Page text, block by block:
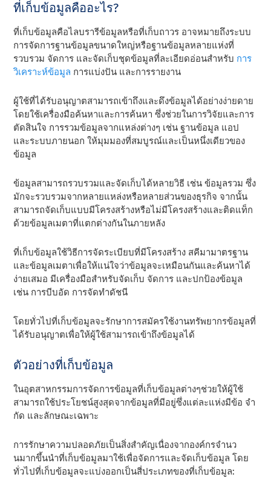
ที่เก็บข้อมูลคืออะไร?
ที่เก็บข้อมูลคือไลบรารีข้อมูลหรือที่เก็บถาวร อาจหมายถึงระบบ
การจัดการฐานข้อมูลขนาดใหญ่หรือฐานข้อมูลหลายแห่งที่
รวบรวม จัดการ และจัดเก็บชุดข้อมูลที่ละเอียดอ่อนสําหรับ การ
วิเคราะห์ข้อมูล การแบ่งปัน และการรายงาน
ผู้ใช้ที่ได้รับอนุญาตสามารถเข้าถึงและดึงข้อมูลได้อย่างง่ายดาย
โดยใช้เครื่องมือค้นหาและการค้นหา ซึ่งช่วยในการวิจัยและการ
ตัดสินใจ การรวมข้อมูลจากแหล่งต่างๆ เช่น ฐานข้อมูล แอป
และระบบภายนอก ให้มุมมองที่สมบูรณ์และเป็นหนึ่งเดียวของ
ข้อมูล
ข้อมูลสามารถรวบรวมและจัดเก็บได้หลายวิธี เช่น ข้อมูลรวม ซึ่ง
มักจะรวบรวมจากหลายแหล่งหรือหลายส่วนของธุรกิจ จากนั้น
สามารถจัดเก็บแบบมีโครงสร้างหรือไม่มีโครงสร้างและติดแท็ก
ด้วยข้อมูลเมตาที่แตกต่างกันในภายหลัง
ที่เก็บข้อมูลใช้วิธีการจัดระเบียบที่มีโครงสร้าง สคีมามาตรฐาน
และข้อมูลเมตาเพื่อให้แน่ใจว่าข้อมูลจะเหมือนกันและค้นหาได้
ง่ายเสมอ มีเครื่องมือสําหรับจัดเก็บ จัดการ และปกป้องข้อมูล
เช่น การบีบอัด การจัดทําดัชนี
โดยทั่วไปที่เก็บข้อมูลจะรักษาการสมัครใช้งานทรัพยากรข้อมูลที่
ได้รับอนุญาตเพื่อให้ผู้ใช้สามารถเข้าถึงข้อมูลได้
ตัวอย่างที่เก็บข้อมูล
ในอุตสาหกรรมการจัดการข้อมูลที่เก็บข้อมูลต่างๆช่วยให้ผู้ใช้
สามารถใช้ประโยชน์สูงสุดจากข้อมูลที่มีอยู่ซึ่งแต่ละแห่งมีข้อ จํา
กัด และลักษณะเฉพาะ
การรักษาความปลอดภัยเป็นสิ่งสําคัญเนื่องจากองค์กรจํานว
นมากขึ้นนําที่เก็บข้อมูลมาใช้เพื่อจัดการและจัดเก็บข้อมูล โดย
ทั่วไปที่เก็บข้อมูลจะแบ่งออกเป็นสี่ประเภทของที่เก็บข้อมูล: